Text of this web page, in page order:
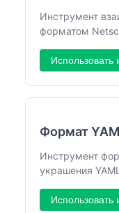
Инструмент
форматом
Использовать
Формат
Инструмент
украшения YAML
Использовать